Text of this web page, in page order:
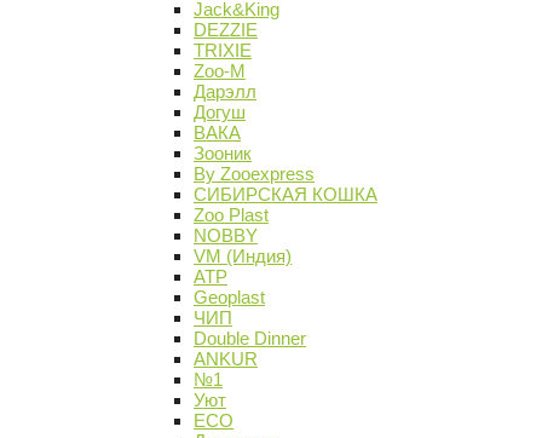
Jack&King
DEZZIE
TRIXIE
Zoo-M
Дарэлл
Догуш
ВАКА
Зооник
By Zooexpress
СИБИРСКАЯ КОШКА
Zoo Plast
NOBBY
VM (Индия)
АТР
Geoplast
ЧИП
Double Dinner
ANKUR
№1
Уют
ECO